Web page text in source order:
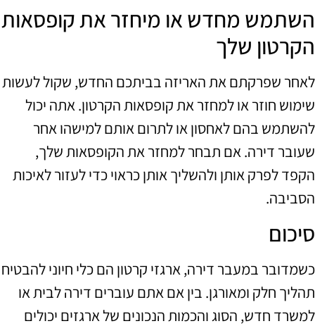
השתמש מחדש או מיחזר את קופסאות
הקרטון שלך
לאחר שפרקתם את האריזה בביתכם החדש, שקול לעשות
שימוש חוזר או למחזר את קופסאות הקרטון. אתה יכול
להשתמש בהם לאחסון או לתרום אותם למישהו אחר
שעובר דירה. אם תבחר למחזר את הקופסאות שלך,
הקפד לפרק אותן ולהשליך אותן כראוי כדי לעזור לאיכות
הסביבה.
סיכום
כשמדובר במעבר דירה, ארגזי קרטון הם כלי חיוני להבטיח
תהליך חלק ומאורגן. בין אם אתם עוברים דירה לבית או
למשרד חדש, הסוג והכמות הנכונים של ארגזים יכולים